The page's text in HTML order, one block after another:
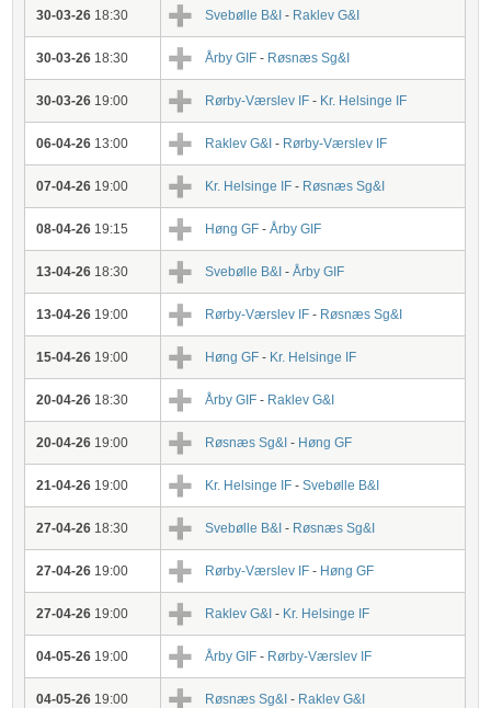
30-03-26 18:30 Svebølle B&I - Raklev G&I
30-03-26 18:30 Årby GIF - Røsnæs Sg&I
30-03-26 19:00 Rørby-Værslev IF - Kr. Helsinge IF
06-04-26 13:00 Raklev G&I - Rørby-Værslev IF
07-04-26 19:00 Kr. Helsinge IF - Røsnæs Sg&I
08-04-26 19:15 Høng GF-Årby GIF
13-04-26 18:30 Svebølle B&I -Årby GIF
13-04-26 19:00 Rørby-Værslev IF - Røsnæs Sg&I
15-04-26 19:00 Høng GF- Kr. Helsinge IF
20-04-26 18:30 Årby GIF - Raklev G&I
20-04-26 19:00 Røsnæs Sg&I- Høng GF
21-04-26 19:00 Kr. Helsinge IF -Svebølle B&I
27-04-26 18:30 Svebølle B&I - Røsnæs Sg&I
27-04-26 19:00 Rørby-Værslev IF - Høng GF
27-04-26 19:00 Raklev G&I - Kr. Helsinge IF
04-05-26 19:00 Årby GIF - Rørby-Værslev IF
04-05-26 19:00 Røsnæs Sg&I- Raklev G&I